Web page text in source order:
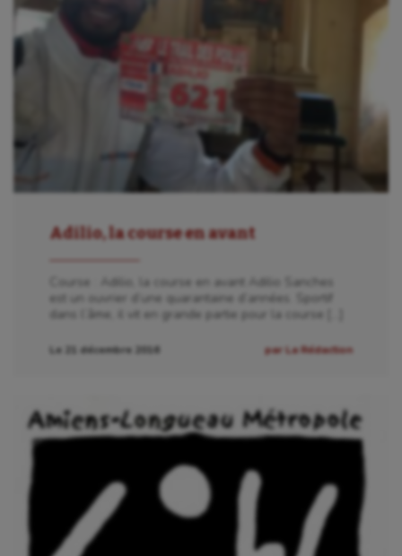
Adilio, la course en avant
Course : Adilio, la course en avant Adilio Sanches
est un ouvrier d’une quarantaine d’années. Sportif
dans l’âme, il vit en grande partie pour la course […]
Le 21 décembre 2016 par La Rédaction